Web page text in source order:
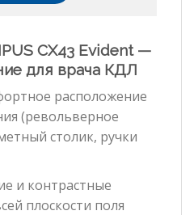
CX43 Evident —
для врача КДЛ
расположение
(револьверное
столик, ручки
и контрастные
плоскости поля